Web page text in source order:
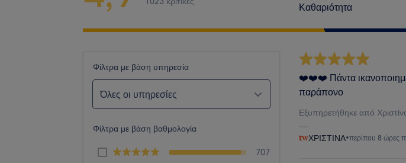
Καθαριότητα
Φίλτρα με βάση υπηρεσία
Όλες οι υπηρεσίες
Φίλτρα με βάση βαθμολογία
707
❤️❤️❤️ Πάντα
παράπονο
Εξυπηρετήθηκε από
ΧΡΙΣΤΙΝΑ•περίπου 8 ώρες